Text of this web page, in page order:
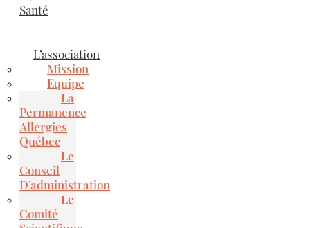
Santé
L’association
Mission
Equipe
La
Permanence
Allergies
Québec
Le
Conseil
D’administration
Le
Comité